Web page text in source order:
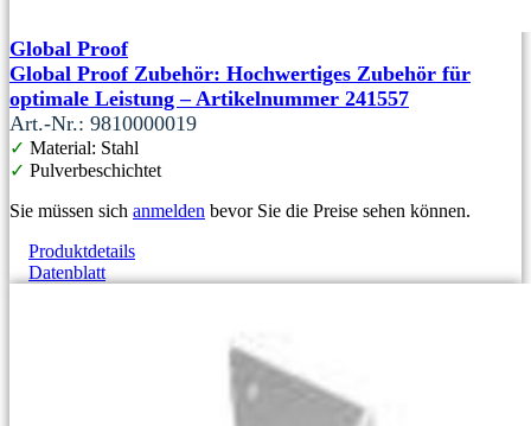
Global Proof
Global Proof Zubehör: Hochwertiges Zubehör für
optimale Leistung – Artikelnummer 241557
Art.-Nr.: 9810000019
✓ Material: Stahl
✓ Pulverbeschichtet
Sie müssen sich anmelden bevor Sie die Preise sehen können.
Produktdetails
Datenblatt